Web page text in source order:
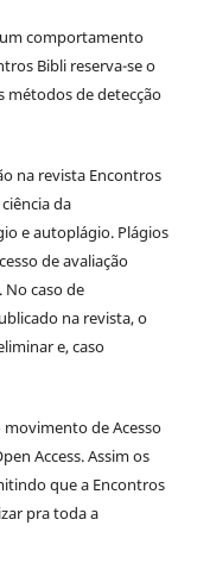
comportamento
Bibli reserva-se o
métodos de detecção
na revista Encontros
da
e autoplágio. Plágios
de avaliação
caso de
na revista, o
e, caso
movimento de Acesso
Access. Assim os
que a Encontros
pra toda a